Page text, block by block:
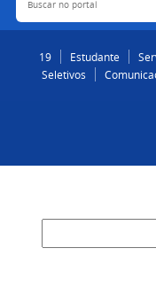
19
Estudante
Seletivos